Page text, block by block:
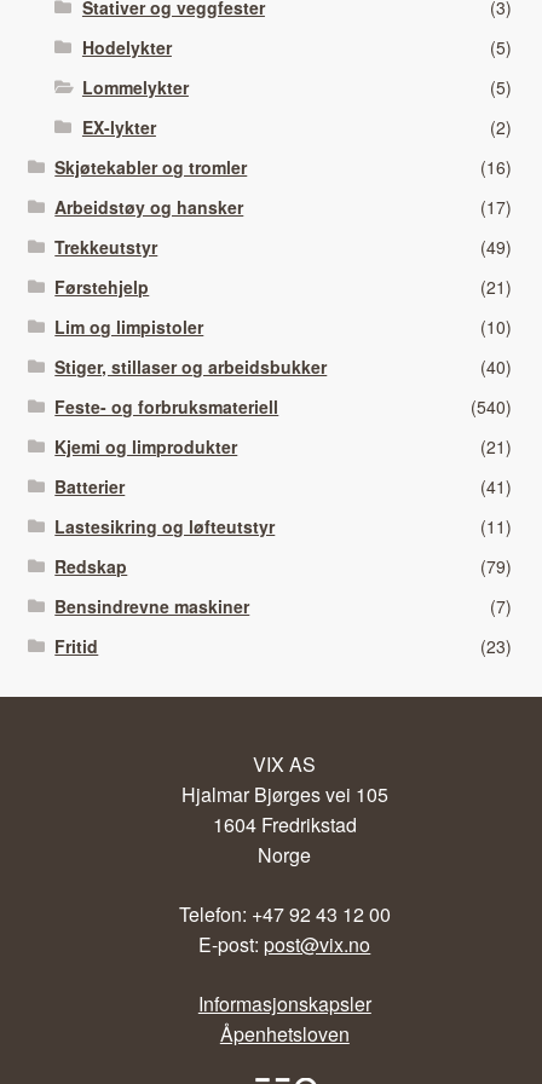
Stativer og veggfester
(3)
Hodelykter
(5)
Lommelykter
(5)
EX-lykter
(2)
Skjøtekabler og tromler
(16)
Arbeidstøy og hansker
(17)
Trekkeutstyr
(49)
Førstehjelp
(21)
Lim og limpistoler
(10)
Stiger, stillaser og arbeidsbukker
(40)
Feste- og forbruksmateriell
(540)
Kjemi og limprodukter
(21)
Batterier
(41)
Lastesikring og løfteutstyr
(11)
Redskap
(79)
Bensindrevne maskiner
(7)
Fritid
(23)
VIX AS
Hjalmar Bjørges vei 105
1604 Fredrikstad
Norge
Telefon: +47 92 43 12 00
E-post:post@vix.no
Informasjonskapsler
Åpenhetsloven